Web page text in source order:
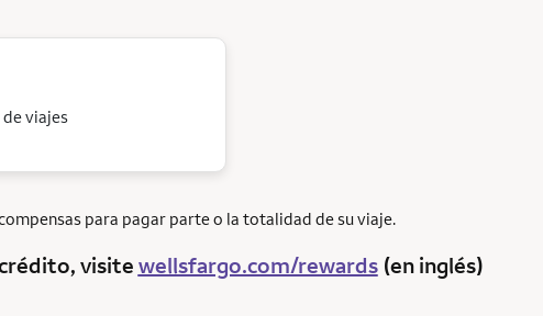
viajes
para pagar parte o la totalidad de su viaje.
visite wellsfargo.com/rewards(en inglés)